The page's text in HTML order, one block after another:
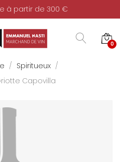
à partir de 300 €
0
Spiritueux
Capovilla